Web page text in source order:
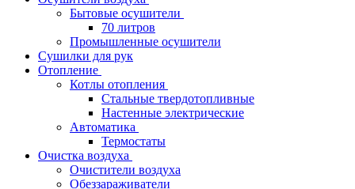
Бытовые осушители
70 литров
Промышленные осушители
Сушилки для рук
Отопление
Котлы отопления
Стальные твердотопливные
Настенные электрические
Автоматика
Термостаты
Очистка воздуха
Очистители воздуха
Обеззараживатели